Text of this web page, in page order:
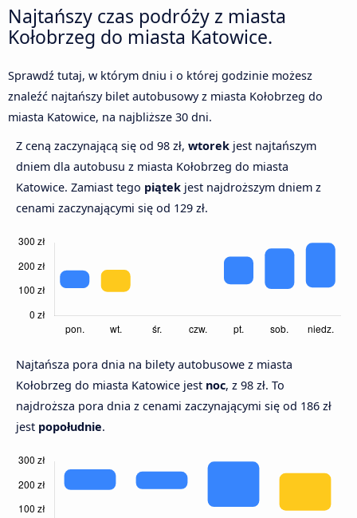
Najtańszy czas podróży z miasta
Kołobrzeg do miasta Katowice.
Sprawdź tutaj, w którym dniu i o której godzinie możesz
znaleźć najtańszy bilet autobusowy z miasta Kołobrzeg do
miasta Katowice, na najbliższe 30 dni.
Z ceną zaczynającą się od 98 zł, wtorek jest najtańszym
dniem dla autobusu z miasta Kołobrzeg do miasta
Katowice. Zamiast tego piątek jest najdroższym dniem z
cenami zaczynającymi się od 129 zł.
Najtańsza pora dnia na bilety autobusowe z miasta
Kołobrzeg do miasta Katowice jest noc, z 98 zł. To
najdroższa pora dnia z cenami zaczynającymi się od 186 zł
jest popołudnie.